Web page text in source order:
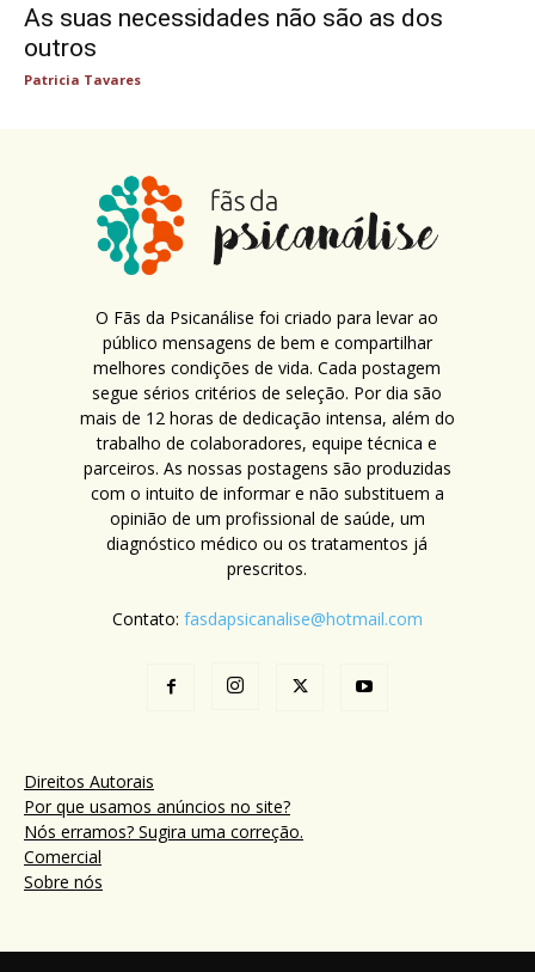
As suas necessidades não são as dos
outros
Patricia Tavares
O Fãs da Psicanálise foi criado para levar ao
público mensagens de bem e compartilhar
melhores condições de vida. Cada postagem
segue sérios critérios de seleção. Por dia são
mais de 12 horas de dedicação intensa, além do
trabalho de colaboradores, equipe técnica e
parceiros. As nossas postagens são produzidas
com o intuito de informar e não substituem a
opinião de um profissional de saúde, um
diagnóstico médico ou os tratamentos já
prescritos.
Contato: fasdapsicanalise@hotmail.com
Direitos Autorais
Por que usamos anúncios no site?
Nós erramos? Sugira uma correção.
Comercial
Sobre nós